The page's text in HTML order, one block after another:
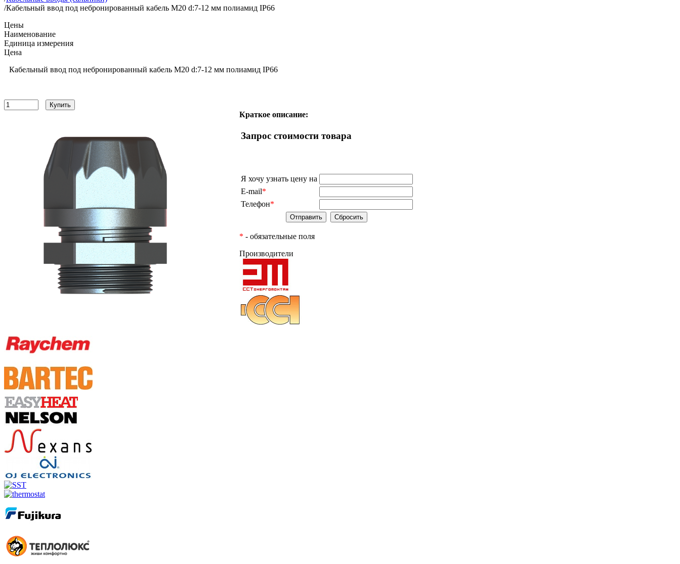
/Кабельный ввод под небронированный кабель M20 d:7-12 мм полиамид IP66
Цены
Наименование
Единица измерения
Цена
Кабельный ввод под небронированный кабель M20 d:7-12 мм полиамид IP66
Купить
Краткое описание:
Запрос стоимости товара
Я хочу узнать цену на
E-mail*
Телефон*
* - обязательные поля
Производители